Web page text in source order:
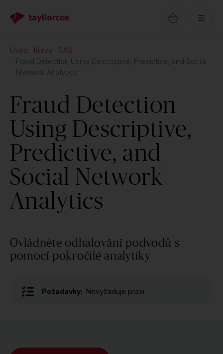
Úvod Kurzy
SAS
Fraud Detection Using Descriptive, Predictive, and Social
Network Analytics
Fraud Detection
Using Descriptive,
Predictive, and
Social Network
Analytics
Ovládněte odhalování podvodů s
pomocí pokročilé analytiky
Požadavky: Nevyžaduje praxi